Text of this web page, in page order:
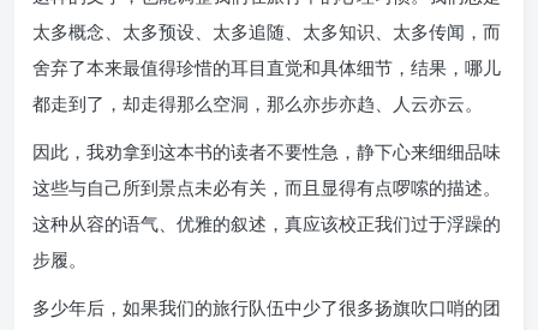
太多概念、太多预设、太多追随、太多知识、太多传闻，而
舍弃了本来最值得珍惜的耳目直觉和具体细节，结果，哪儿
都走到了，却走得那么空洞，那么亦步亦趋、人云亦云。
因此，我劝拿到这本书的读者不要性急，静下心来细细品味
这些与自己所到景点未必有关，而且显得有点啰嗦的描述。
这种从容的语气、优雅的叙述，真应该校正我们过于浮躁的
步履。
多少年后，如果我们的旅行队伍中少了很多扬旗吹口哨的团